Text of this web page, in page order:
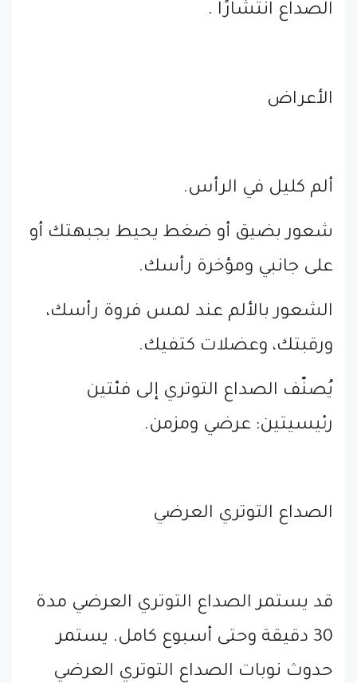
الصداع انتشارًا .
الأعراض
ألم كليل في الرأس.
شعور بضيق أو ضغط يحيط بجبهتك أو
على جانبي ومؤخرة رأسك.
الشعور بالألم عند لمس فروة رأسك،
ورقبتك، وعضلات كتفيك.
يُصنّف الصداع التوتري إلى فئتين
رئيسيتين: عرضي ومزمن.
الصداع التوتري العرضي
قد يستمر الصداع التوتري العرضي مدة
30 دقيقة وحتى أسبوع كامل. يستمر
حدوث نوبات الصداع التوتري العرضي